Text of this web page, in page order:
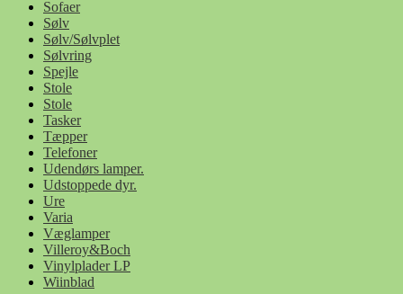
Sofaer
Sølv
Sølv/Sølvplet
Sølvring
Spejle
Stole
Stole
Tasker
Tæpper
Telefoner
Udendørs lamper.
Udstoppede dyr.
Ure
Varia
Væglamper
Villeroy&Boch
Vinylplader LP
Wiinblad